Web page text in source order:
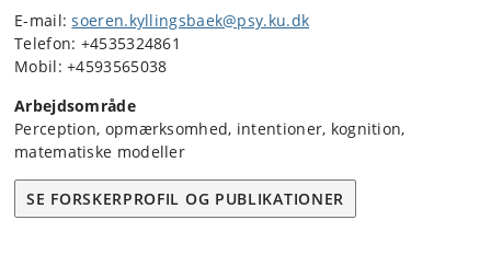
E-mail:soeren.kyllingsbaek@psy.ku.dk
Telefon: +4535324861
Mobil: +4593565038
Arbejdsområde
Perception, opmærksomhed, intentioner, kognition,
matematiske modeller
SE FORSKERPROFIL OG PUBLIKATIONER